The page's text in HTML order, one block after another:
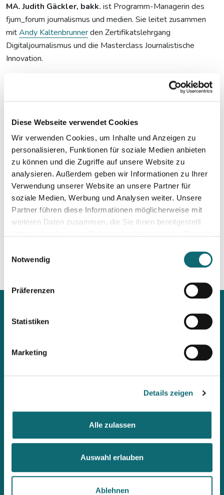
Diese Webseite verwendet Cookies
Wir verwenden Cookies, um Inhalte und Anzeigen zu
personalisieren, Funktionen für soziale Medien anbieten
zu können und die Zugriffe auf unsere Website zu
analysieren. Außerdem geben wir Informationen zu Ihrer
Verwendung unserer Website an unsere Partner für
soziale Medien, Werbung und Analysen weiter. Unsere
Partner führen diese Informationen möglicherweise mit
weiteren Daten zusammen, die Sie ihnen bereitgestellt
Notwendig
Präferenzen
Statistiken
Marketing
Details zeigen
Alle zulassen
Auswahl erlauben
Ablehnen
MA. Judith Gäckler, bakk. ist Programm-Managerin des
fjum_forum journalismus und medien. Sie leitet zusammen
mitAndy Kaltenbrunnerden Zertifikatslehrgang
Digitaljournalismus und die Masterclass Journalistische
Innovation.
Gäckler ist seit 2022 bei fjum. Ihr Themenfokus liegt bei
Digitaljournalismus, Medieninnovation, feministischer und
visueller Kommunikation. Bevor sie zu fjum kam, arbeitete sie
an der Universität Wien beim Journalism Studies Center als
Election Study“ und „The Importance of Appearances".
Außerdem war sie in einer Kommunikationsagentur für
Medienbeobachtungen und -analysen zuständig. Judith
Gäckler hat Politikwissenschaft und Publizistik- und
Kommunikationswissenschaft in Wien studiert.
So erreichen Sie Judith Gäckler:
Mit unserem Newsletter
internationale Briefings: Wenn ihr als Erste informiert werden